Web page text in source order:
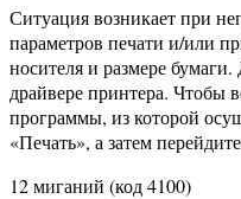
Ситуация возникает при
параметров печати и/или
носителя и размере
драйвере принтера. Чтобы
программы, из которой
«Печать», а затем
12 миганий (код 4100)